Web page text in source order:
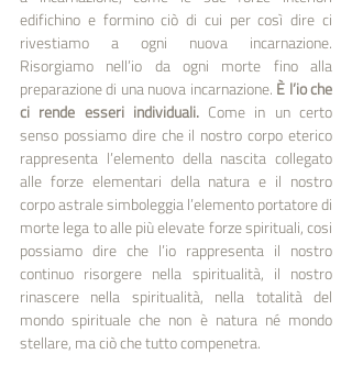
edifichino e formino ciò di cui per così dire ci
rivestiamo a ogni nuova incarnazione.
Risorgiamo nell’io da ogni morte fino alla
preparazione di una nuova incarnazione. È l’io che
ci rende esseri individuali. Come in un certo
senso possiamo dire che il nostro corpo eterico
rappresenta l’elemento della nascita collegato
alle forze elementari della natura e il nostro
corpo astrale simboleggia l’elemento portatore di
morte lega­ to alle più elevate forze spirituali, cosi
possiamo dire che l’io rappresenta il nostro
continuo risorgere nella spiritualità, il nostro
rinascere nella spiritualità, nella totalità del
mondo spirituale che non è natura né mondo
stellare, ma ciò che tutto compenetra.